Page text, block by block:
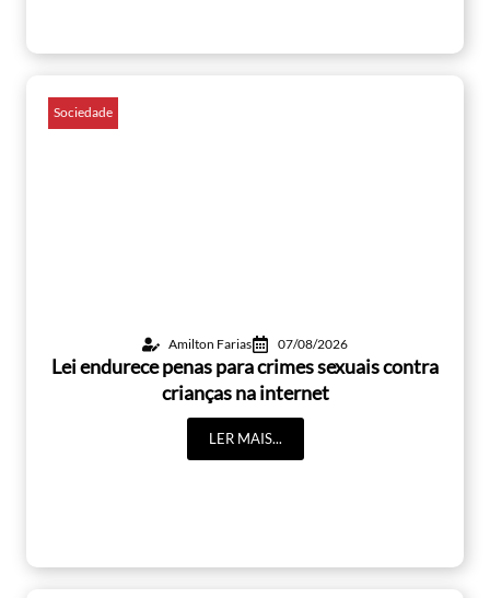
Sociedade
Amilton Farias 07/08/2026
Lei endurece penas para crimes sexuais contra
crianças na internet
LER MAIS...